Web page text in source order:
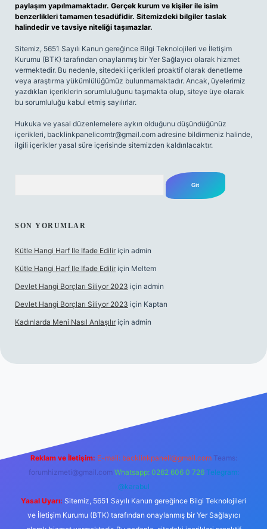
paylaşım yapılmamaktadır. Gerçek kurum ve kişiler ile isim
benzerlikleri tamamen tesadüfidir. Sitemizdeki bilgiler taslak
halindedir ve tavsiye niteliği taşımazlar.
Sitemiz, 5651 Sayılı Kanun gereğince Bilgi Teknolojileri ve İletişim
Kurumu (BTK) tarafından onaylanmış bir Yer Sağlayıcı olarak hizmet
vermektedir. Bu nedenle, sitedeki içerikleri proaktif olarak denetleme
veya araştırma yükümlülüğümüz bulunmamaktadır. Ancak, üyelerimiz
yazdıkları içeriklerin sorumluluğunu taşımakta olup, siteye üye olarak
bu sorumluluğu kabul etmiş sayılırlar.
Hukuka ve yasal düzenlemelere aykırı olduğunu düşündüğünüz
içerikleri, backlinkpanelicomtr@gmail.com adresine bildirmeniz halinde,
ilgili içerikler yasal süre içerisinde sitemizden kaldırılacaktır.
SON YORUMLAR
Kütle Hangi Harf Ile Ifade Edilir için admin
Kütle Hangi Harf Ile Ifade Edilir için Meltem
Devlet Hangi Borçları Siliyor 2023 için admin
Devlet Hangi Borçları Siliyor 2023 için Kaptan
Kadınlarda Meni Nasıl Anlaşılır için admin
Betexper
Reklam ve İletişim: E-mail: backlinkpaneli@gmail.com Teams:
forumhizmeti@gmail.com Whatsapp: 0262 606 0 726 Telegram:
@karabul
Yasal Uyarı: Sitemiz, 5651 Sayılı Kanun gereğince Bilgi Teknolojileri
ve İletişim Kurumu (BTK) tarafından onaylanmış bir Yer Sağlayıcı